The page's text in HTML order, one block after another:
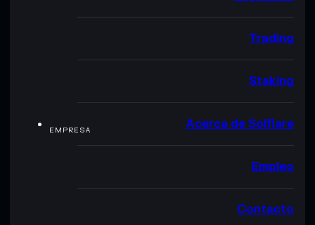
Trading
Staking
EMPRESA Acerca de Solflare
Empleo
Contacto